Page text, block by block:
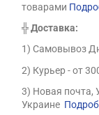
товарами
╬Доставка:
1) Самовывоз
2) Курьер - от
3) Новая почта,
Украине